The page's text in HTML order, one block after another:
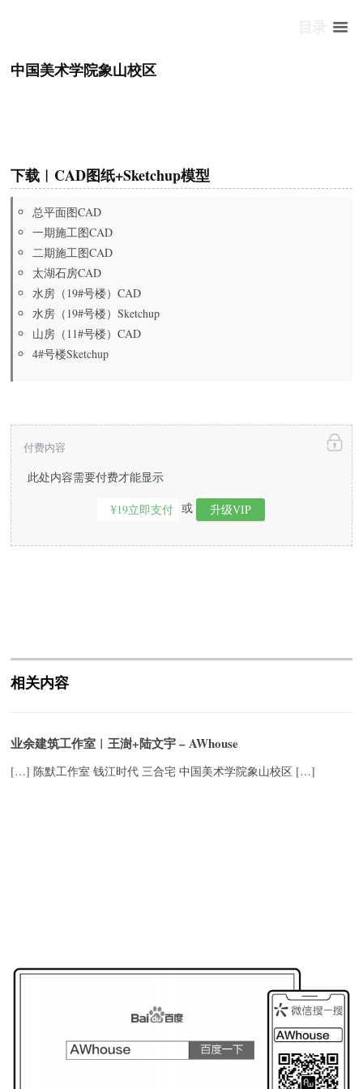
中国美术学院象山校区
下载︱CAD图纸+Sketchup模型
总平面图CAD
一期施工图CAD
二期施工图CAD
太湖石房CAD
水房（19#号楼）CAD
水房（19#号楼）Sketchup
山房（11#号楼）CAD
4#号楼Sketchup
此处内容需要付费才能显示
¥19立即支付 或 升级VIP
付费内容
相关内容
业余建筑工作室︱王澍+陆文宇 – AWhouse
[…] 陈默工作室 钱江时代 三合宅 中国美术学院象山校区 […]